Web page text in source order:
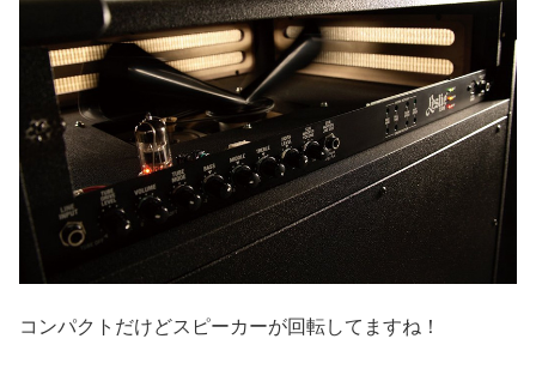
コンパクトだけどスピーカーが回転してますね！